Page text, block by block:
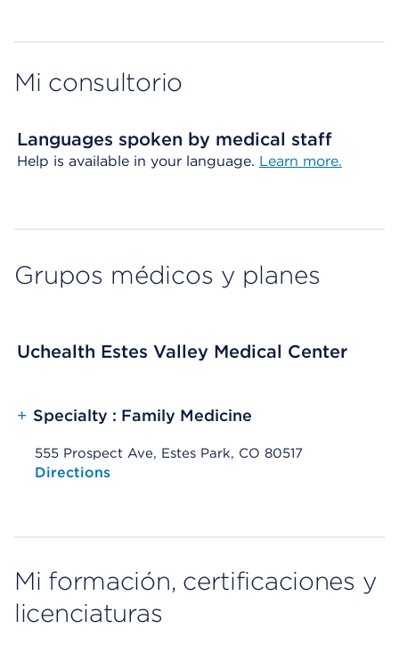
Mi consultorio
Languages spoken by medical staff
Help is available in your language. Learn more.
Grupos médicos y planes
Uchealth Estes Valley Medical Center
+ Specialty : Family Medicine
555 Prospect Ave, Estes Park, CO 80517
Opens native map application on mobile devices
Directions
Mi formación, certificaciones y
licenciaturas